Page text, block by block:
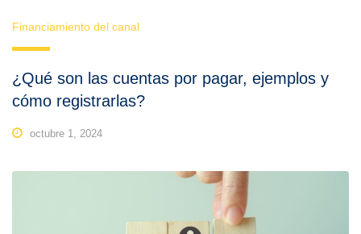
Financiamiento del canal
¿Qué son las cuentas por pagar, ejemplos y
cómo registrarlas?
octubre 1, 2024